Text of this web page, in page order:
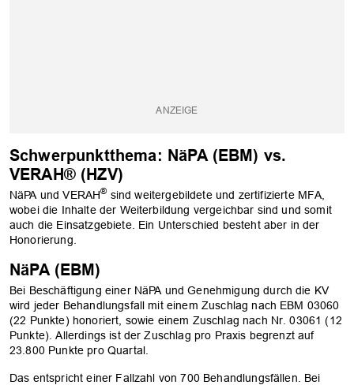
Schwerpunktthema: NäPA (EBM) vs.
VERAH® (HZV)
NäPA und VERAH® sind weitergebildete und zertifizierte MFA,
wobei die Inhalte der Weiterbildung vergeichbar sind und somit
auch die Einsatzgebiete. Ein Unterschied besteht aber in der
Honorierung.
NäPA (EBM)
Bei Beschäftigung einer NäPA und Genehmigung durch die KV
wird jeder Behandlungsfall mit einem Zuschlag nach EBM 03060
(22 Punkte) honoriert, sowie einem Zuschlag nach Nr. 03061 (12
Punkte). Allerdings ist der Zuschlag pro Praxis begrenzt auf
23.800 Punkte pro Quartal.
Das entspricht einer Fallzahl von 700 Behandlungsfällen. Bei